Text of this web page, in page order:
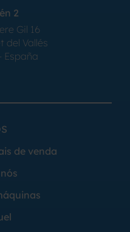
2
Gil 16
del Vallés
España
de venda